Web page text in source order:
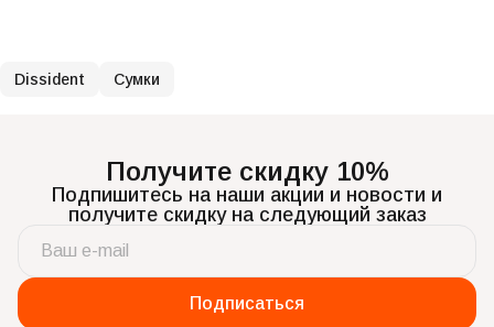
Dissident Сумки
Получите скидку 10%
Подпишитесь на наши акции и новости и
получите скидку на следующий заказ
Подписаться